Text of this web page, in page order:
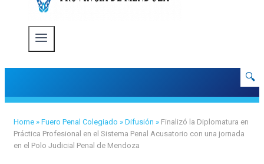
🔍
Home » Fuero Penal Colegiado » Difusión » Finalizó la Diplomatura en
Práctica Profesional en el Sistema Penal Acusatorio con una jornada
en el Polo Judicial Penal de Mendoza